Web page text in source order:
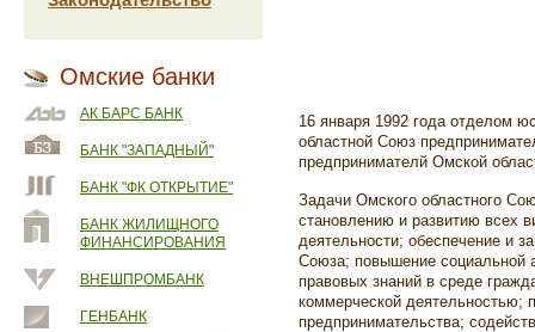
Омские банки
АК БАРС БАНК
БАНК "ЗАПАДНЫЙ"
БАНК "ФК ОТКРЫТИЕ"
БАНК ЖИЛИЩНОГО
ФИНАНСИРОВАНИЯ
ВНЕШПРОМБАНК
ГЕНБАНК
16 января 1992 года отделом
областной Союз
предпринимателй Омской
Задачи Омского областного
становлению и развитию всех
деятельности; обеспечение и
Союза; повышение социальной
правовых знаний в среде
коммерческой деятельностью;
предпринимательства;